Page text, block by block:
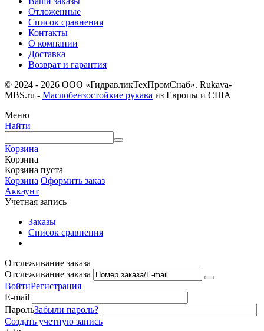
Отложенные
Список сравнения
Контакты
О компании
Доставка
Возврат и гарантия
© 2024 - 2026 ООО «ГидравликТехПромСнаб». Rukava-
MBS.ru - Маслобензостойкие рукава из Европы и США
Меню
Найти
Корзина
Корзина
Корзина пуста
Корзина Оформить заказ
Аккаунт
Учетная запись
Заказы
Список сравнения
Отслеживание заказа
Отслеживание заказа
ВойтиРегистрация
E-mail
ПарольЗабыли пароль?
Создать учетную запись